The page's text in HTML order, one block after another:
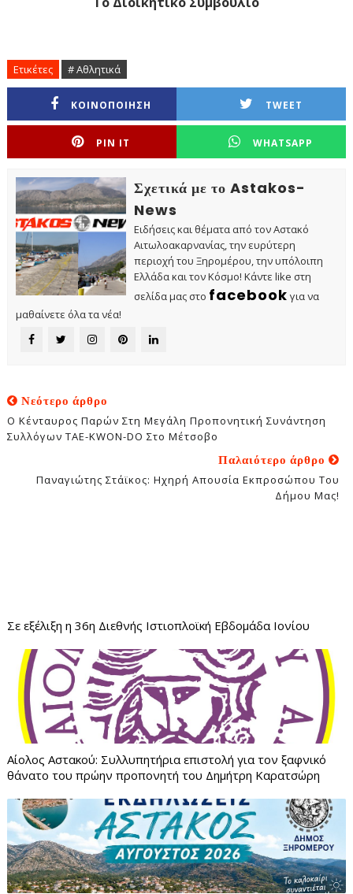
Ετικέτες # Αθλητικά
ΚΟΙΝΟΠΟΙΗΣΗ TWEET
PIN IT WHATSAPP
Σχετικά με το Astakos-
News
Ειδήσεις και θέματα από τον Αστακό
Αιτωλοακαρνανίας, την ευρύτερη
περιοχή του Ξηρομέρου, την υπόλοιπη
Ελλάδα και τον Κόσμο! Κάντε like στη
σελίδα μας στο facebook για να
μαθαίνετε όλα τα νέα!
Νεότερο άρθρο
Ο Κένταυρος Παρών Στη Μεγάλη Προπονητική Συνάντηση
Συλλόγων TAE-KWOΝ-DO Στο Μέτσοβο
Παλαιότερο άρθρο
Παναγιώτης Στάϊκος: Ηχηρή Απουσία Εκπροσώπου Του
Δήμου Μας!
Σε εξέλιξη η 36η Διεθνής Ιστιοπλοϊκή Εβδομάδα Ιονίου
Αίολος Αστακού: Συλλυπητήρια επιστολή για τον ξαφνικό
θάνατο του πρώην προπονητή του Δημήτρη Καρατσώρη